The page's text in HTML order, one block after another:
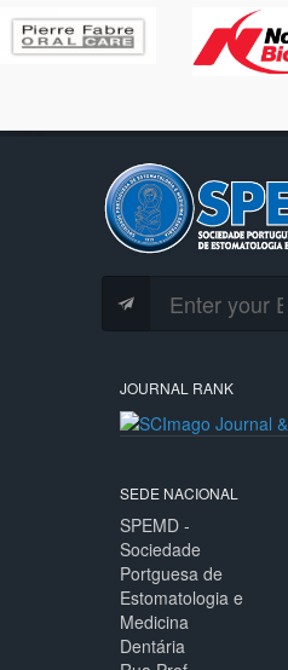
JOURNAL RANK
SEDE NACIONAL
SPEMD -
Sociedade
Portguesa de
Estomatologia e
Medicina
Dentária